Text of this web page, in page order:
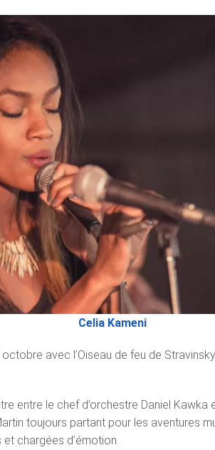
Celia Kameni
avec l’Oiseau de feu de
entre le chef d’orchestre Daniel Kawka
toujours partant pour les aventures
chargées d’émotion.